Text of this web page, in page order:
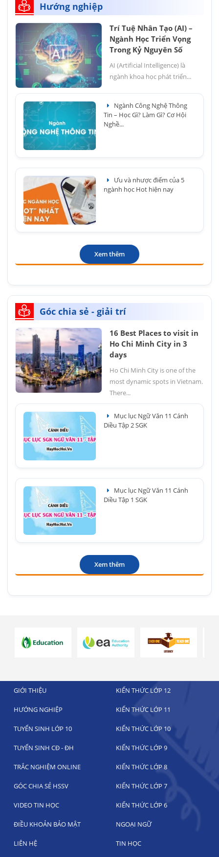
Hướng nghiệp
Trí Tuệ Nhân Tạo (AI) –
Ngành Học Triển Vọng
Trong Kỷ Nguyên Số
AI (Artificial Intelligence) là
ngành khoa học phát triển...
Ngành Công Nghệ Thông
Tin – Học Gì? Làm Gì? Cơ Hội
Nghề...
Ưu và nhược điểm của 5
ngành học Hot hiện nay
Xem thêm
Góc chia sẻ - giải trí
16 Best Places to visit in
Ho Chi Minh City in 3
days
Ho Chi Minh City is one of the
most dynamic spots in Vietnam.
There...
Mục lục Ngữ Văn 11 Cánh
Diều Tập 2 SGK
Mục lục Ngữ Văn 11 Cánh
Diều Tập 1 SGK
Xem thêm
GIỚI THIỆU KIẾN THỨC LỚP 12
HƯỚNG NGHIỆP KIẾN THỨC LỚP 11
TUYỂN SINH LỚP 10 KIẾN THỨC LỚP 10
TUYỂN SINH CĐ - ĐH KIẾN THỨC LỚP 9
TRẮC NGHIỆM ONLINE KIẾN THỨC LỚP 8
GÓC CHIA SẺ HSSV KIẾN THỨC LỚP 7
VIDEO TIN HỌC KIẾN THỨC LỚP 6
ĐIỀU KHOẢN BẢO MẬT NGOẠI NGỮ
LIÊN HỆ TIN HỌC